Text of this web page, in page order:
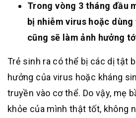
Trong vòng 3 tháng đầu
bị nhiễm virus hoặc
cũng sẽ làm ảnh hưởng
Trẻ sinh ra có thể bị các dị tật
hưởng của virus hoặc kháng
truyền vào cơ thể. Do vậy, mẹ
khỏe của mình thật tốt, không